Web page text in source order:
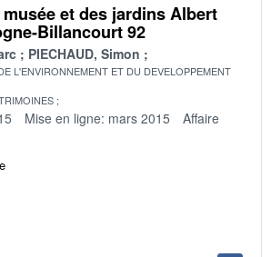
et des jardins Albert
Billancourt 92
PIECHAUD, Simon
L'ENVIRONNEMENT ET DU DEVELOPPEMENT
Mise en ligne: mars 2015
Affaire